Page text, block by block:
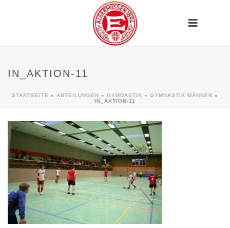
IN_AKTION-11
STARTSEITE » ABTEILUNGEN » GYMNASTIK » GYMNASTIK MÄNNER »
IN_AKTION-11